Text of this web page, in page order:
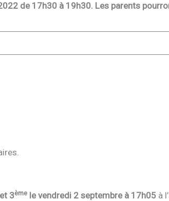
de 17h30 à 19h30. Les parents
3ème le vendredi 2 septembre à 17h05à